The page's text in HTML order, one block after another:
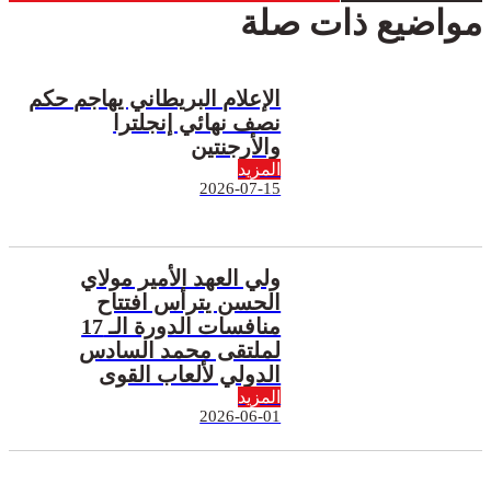
مواضيع ذات صلة
الإعلام البريطاني يهاجم حكم
نصف نهائي إنجلترا
والأرجنتين
المزيد
2026-07-15
ولي العهد الأمير مولاي
الحسن يترأس افتتاح
منافسات الدورة الـ 17
لملتقى محمد السادس
الدولي لألعاب القوى
المزيد
2026-06-01